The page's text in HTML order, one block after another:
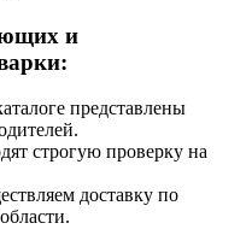
и
представлены
строгую проверку на
доставку по